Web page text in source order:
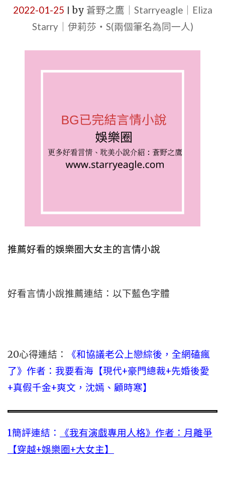
2022-01-25 by 蒼野之鷹｜Starryeagle｜Eliza
Starry｜伊莉莎・S(兩個筆名為同一人)
推薦好看的娛樂圈大女主的言情小說
好看言情小說推薦連結：以下藍色字體
20心得連結：
《和協議老公上戀綜後，全網磕瘋
了》作者：我要看海【現代+豪門總裁+先婚後愛
+真假千金+爽文，沈嫣、顧時寒】
1簡評連結：
《我有演戲專用人格》作者：月離爭
【穿越+娛樂圈+大女主】